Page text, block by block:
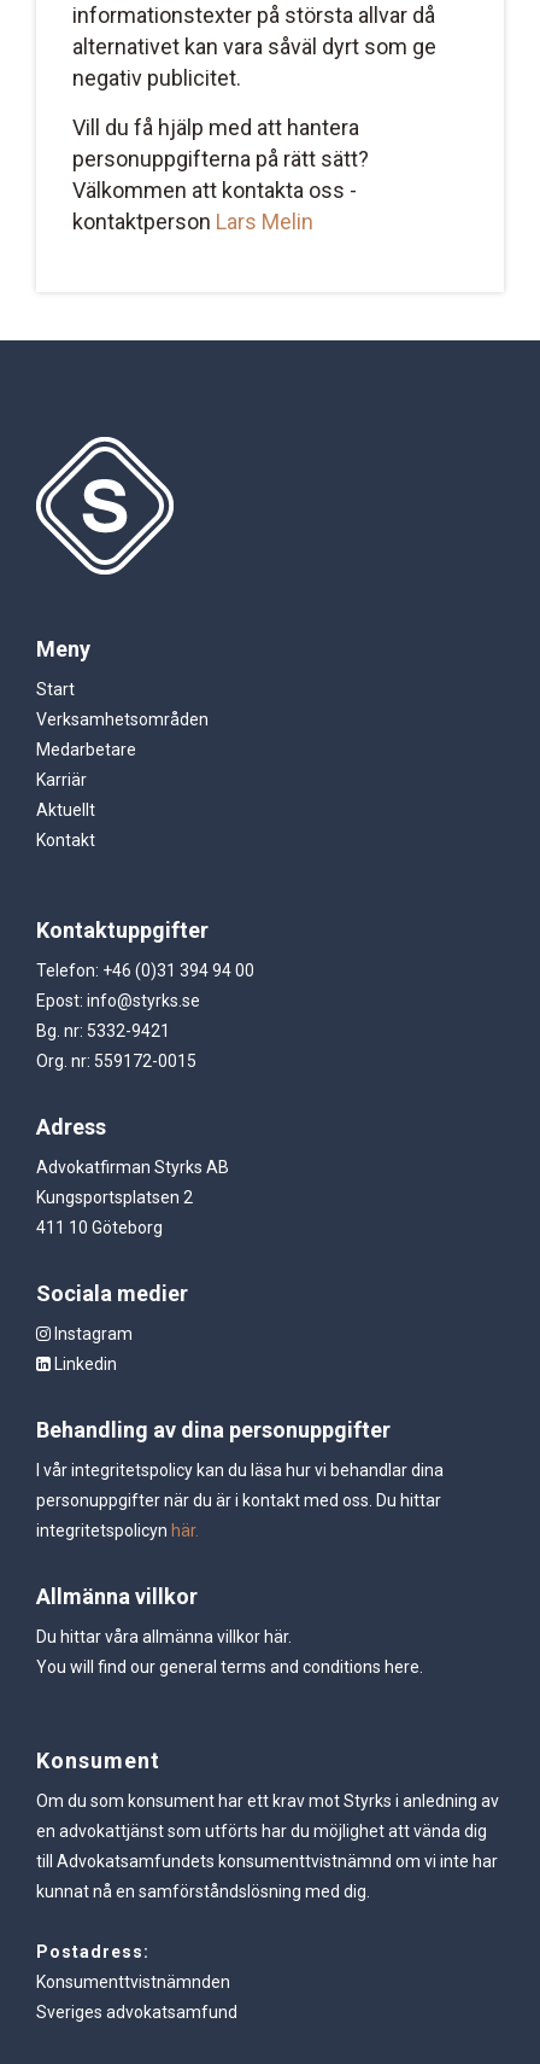
informationstexter på största allvar då
alternativet kan vara såväl dyrt som ge
negativ publicitet.
Vill du få hjälp med att hantera
personuppgifterna på rätt sätt?
Välkommen att kontakta oss -
kontaktperson Lars Melin
Meny
Start
Verksamhetsområden
Medarbetare
Karriär
Aktuellt
Kontakt
Kontaktuppgifter
Telefon: +46 (0)31 394 94 00
Epost: info@styrks.se
Bg. nr: 5332-9421
Org. nr: 559172-0015
Adress
Advokatfirman Styrks AB
Kungsportsplatsen 2
411 10 Göteborg
Sociala medier
Instagram
Linkedin
Behandling av dina personuppgifter
I vår integritetspolicy kan du läsa hur vi behandlar dina
personuppgifter när du är i kontakt med oss. Du hittar
integritetspolicyn här.
Allmänna villkor
Du hittar våra allmänna villkor här.
You will find our general terms and conditions here.
Konsument
Om du som konsument har ett krav mot Styrks i anledning av
en advokattjänst som utförts har du möjlighet att vända dig
till Advokatsamfundets konsumenttvistnämnd om vi inte har
kunnat nå en samförståndslösning med dig.
Postadress:
Konsumenttvistnämnden
Sveriges advokatsamfund